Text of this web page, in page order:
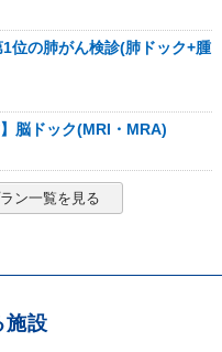
位の肺がん検診(肺ドック+腫
脳ドック(MRI・MRA)
ン一覧を見る
施設